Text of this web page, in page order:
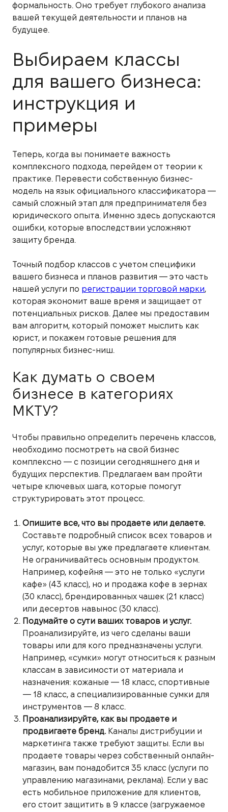
формальность. Оно требует глубокого анализа
вашей текущей деятельности и планов на
будущее.
Выбираем классы
для вашего бизнеса:
инструкция и
примеры
Теперь, когда вы понимаете важность
комплексного подхода, перейдем от теории к
практике. Перевести собственную бизнес-
модель на язык официального классификатора —
самый сложный этап для предпринимателя без
юридического опыта. Именно здесь допускаются
ошибки, которые впоследствии усложняют
защиту бренда.
Точный подбор классов с учетом специфики
вашего бизнеса и планов развития — это часть
нашей услуги по регистрации торговой марки,
которая экономит ваше время и защищает от
потенциальных рисков. Далее мы предоставим
вам алгоритм, который поможет мыслить как
юрист, и покажем готовые решения для
популярных бизнес-ниш.
Как думать о своем
бизнесе в категориях
МКТУ?
Чтобы правильно определить перечень классов,
необходимо посмотреть на свой бизнес
комплексно — с позиции сегодняшнего дня и
будущих перспектив. Предлагаем вам пройти
четыре ключевых шага, которые помогут
структурировать этот процесс.
Опишите все, что вы продаете или делаете.
Составьте подробный список всех товаров и
услуг, которые вы уже предлагаете клиентам.
Не ограничивайтесь основным продуктом.
Например, кофейня — это не только «услуги
кафе» (43 класс), но и продажа кофе в зернах
(30 класс), брендированных чашек (21 класс)
или десертов навынос (30 класс).
Подумайте о сути ваших товаров и услуг.
Проанализируйте, из чего сделаны ваши
товары или для кого предназначены услуги.
Например, «сумки» могут относиться к разным
классам в зависимости от материала и
назначения: кожаные — 18 класс, спортивные
— 18 класс, а специализированные сумки для
инструментов — 8 класс.
Проанализируйте, как вы продаете и
продвигаете бренд. Каналы дистрибуции и
маркетинга также требуют защиты. Если вы
продаете товары через собственный онлайн-
магазин, вам понадобится 35 класс (услуги по
управлению магазинами, реклама). Если у вас
есть мобильное приложение для клиентов,
его стоит защитить в 9 классе (загружаемое